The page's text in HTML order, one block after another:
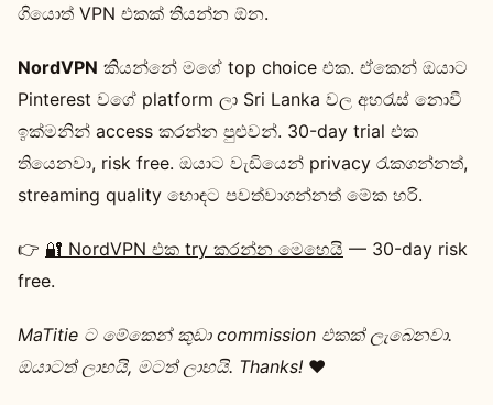
ගියොත් VPN එකක් තියන්න ඕන.
NordVPN කියන්නේ මගේ top choice එක. ඒකෙන් ඔයාට
Pinterest වගේ platform ලා Sri Lanka වල අහරැස් නොවී
ඉක්මනින් access කරන්න පුළුවන්. 30-day trial එක
තියෙනවා, risk free. ඔයාට වැඩියෙන් privacy රැකගන්නත්,
streaming quality හොඳට පවත්වාගන්නත් මේක හරි.
👉 🔐 NordVPN එක try කරන්න මෙහෙයි — 30-day risk
free.
MaTitie ට මේකෙන් කුඩා commission එකක් ලැබෙනවා.
ඔයාටත් ලාභයි, මටත් ලාභයි. Thanks! ❤️